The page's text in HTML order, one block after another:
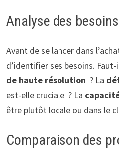
Analyse des besoins
Avant de se lancer dans
d’identifier ses besoins.
de haute résolution ? La
est-elle cruciale ? La
être plutôt locale ou dans le
Comparaison des